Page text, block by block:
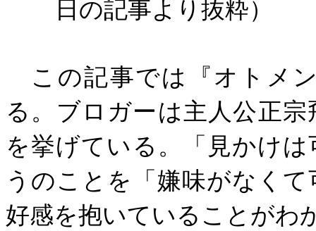
日の記事より抜粋）
この記事では『オトメ
る。ブロガーは主人公正
を挙げている。「見かけ
うのことを「嫌味がなく
好感を抱いていることがわ